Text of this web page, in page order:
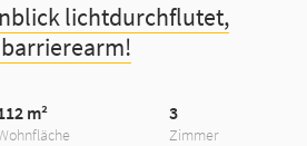
lichtdurchflutet,
m²
Zimmer
3